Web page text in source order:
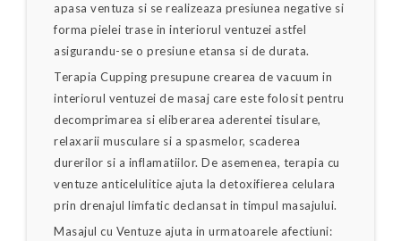
apasa ventuza si se realizeaza presiunea negative si
forma pielei trase in interiorul ventuzei astfel
asigurandu-se o presiune etansa si de durata.
Terapia Cupping presupune crearea de vacuum in
interiorul ventuzei de masaj care este folosit pentru
decomprimarea si eliberarea aderentei tisulare,
relaxarii musculare si a spasmelor, scaderea
durerilor si a inflamatiilor. De asemenea, terapia cu
ventuze anticelulitice ajuta la detoxifierea celulara
prin drenajul limfatic declansat in timpul masajului.
Masajul cu Ventuze ajuta in urmatoarele afectiuni: